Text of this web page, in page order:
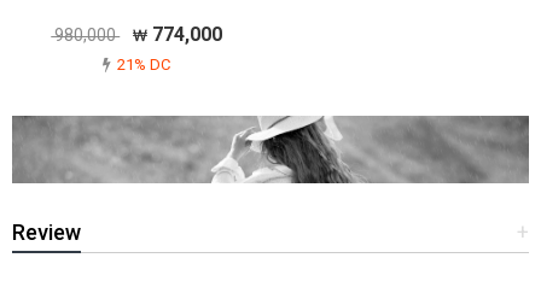
980,000 774,000
21% DC
+
Review